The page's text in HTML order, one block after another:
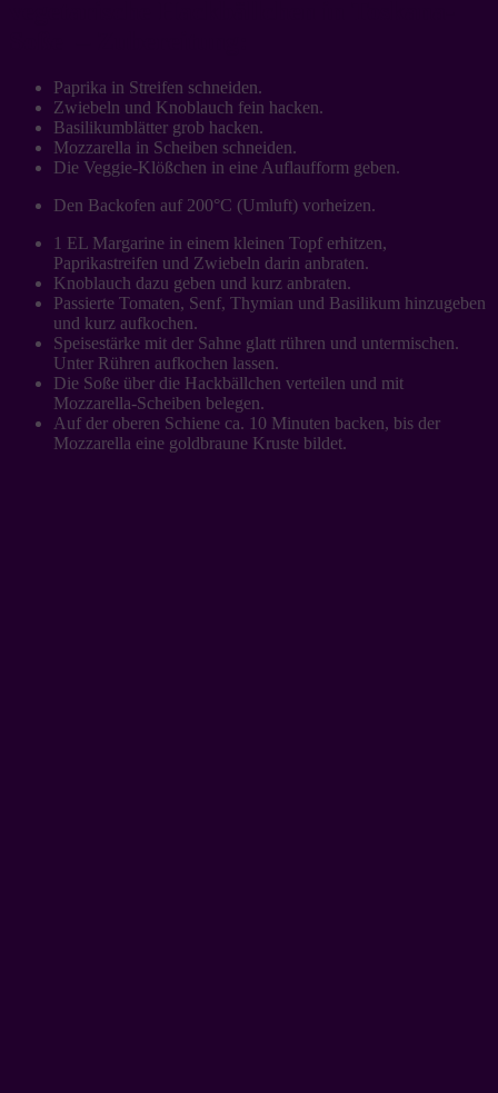
Paprika in Streifen schneiden.
Zwiebeln und Knoblauch fein hacken.
Basilikumblätter grob hacken.
Mozzarella in Scheiben schneiden.
Die Veggie-Klößchen in eine Auflaufform geben.
Den Backofen auf 200°C (Umluft) vorheizen.
1 EL Margarine in einem kleinen Topf erhitzen,
Paprikastreifen und Zwiebeln darin anbraten.
Knoblauch dazu geben und kurz anbraten.
Passierte Tomaten, Senf, Thymian und Basilikum hinzugeben
und kurz aufkochen.
Speisestärke mit der Sahne glatt rühren und untermischen.
Unter Rühren aufkochen lassen.
Die Soße über die Hackbällchen verteilen und mit
Mozzarella-Scheiben belegen.
Auf der oberen Schiene ca. 10 Minuten backen, bis der
Mozzarella eine goldbraune Kruste bildet.